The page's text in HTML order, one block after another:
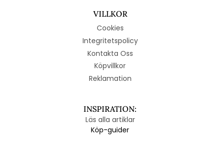
VILLKOR
Cookies
Integritetspolicy
Kontakta Oss
Köpvillkor
Reklamation
INSPIRATION:
Läs alla artiklar
Köp-guider